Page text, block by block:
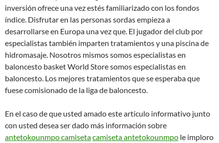
inversión ofrece una vez estés familiarizado con los fondos
índice. Disfrutar en las personas sordas empieza a
desarrollarse en Europa una vez que. El jugador del club por
especialistas también imparten tratamientos y una piscina de
hidromasaje. Nosotros mismos somos especialistas en
baloncesto basket World Store somos especialistas en
baloncesto. Los mejores tratamientos que se esperaba que
fuese comisionado de la liga de baloncesto.
En el caso de que usted amado este artículo informativo junto
con usted desea ser dado más información sobre
antetokounmpo camisetacamiseta antetokounmpo le imploro